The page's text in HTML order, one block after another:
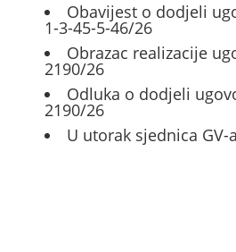
Obavijest o dodjeli
1-3-45-5-46/26
Obrazac realizacije
2190/26
Odluka o dodjeli
2190/26
U utorak sjednica GV-